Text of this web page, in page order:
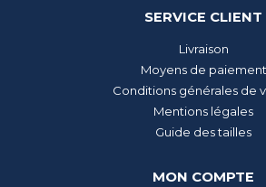
SERVICE CLIENT
Livraison
Moyens de paiement
Conditions générales de
Mentions légales
Guide des tailles
MON COMPTE